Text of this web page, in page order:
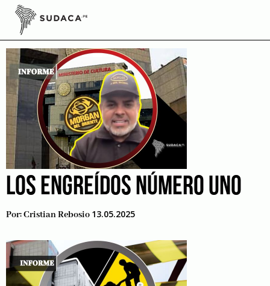
Skip
contentMinisterio de Cultura
LOS ENGREÍDOS NÚMERO UNO
Por:Cristian Rebosio 13.05.2025